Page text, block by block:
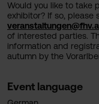
Would you like to take
exhibitor? If so, please
of interested parties.
information and
autumn by the
Event language